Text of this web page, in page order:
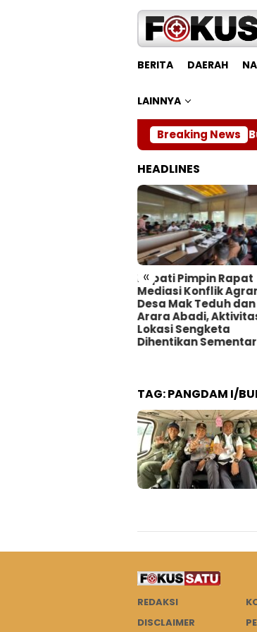
BERITA DAERAH
LAINNYA
Breaking News
Bupati
HEADLINES
«
Mediasi Konflik Agraria
Desa Mak Teduh dan PT
Arara Abadi, Aktivitas di
Dihentikan Sementara
Kodam XIX
Tambusai
Lat Ops
Kesiapan
Pamtas RI–PNG
132/Bima Sakti
TAG:PANGDAM I/
REDAKSI
DISCLAIMER